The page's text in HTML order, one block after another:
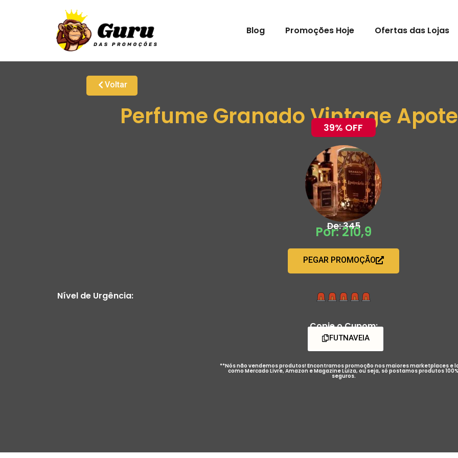
Blog Promoções Hoje Ofertas das Lojas
Voltar
Perfume Granado Vintage
39% OFF
De: 345
Por: 210,9
PEGAR PROMOÇÃO
Nível de Urgência:
Copie o Cupom:
FUTNAVEIA
**Nós não vendemos produtos! Encontramos promoção nos maiores marketplaces e
como Mercado Livre, Amazon e Magazine Luiza, ou seja, só postamos produtos 100%
seguros.